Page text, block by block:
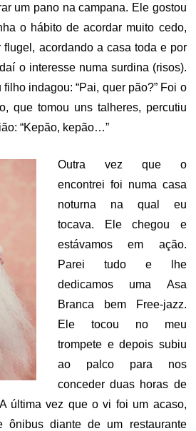
um pano na campana. Ele gostou
o hábito de acordar muito cedo,
flugel, acordando a casa toda e por
o interesse numa surdina (risos).
indagou: “Pai, quer pão?” Foi o
que tomou uns talheres, percutiu
“Kepão, kepão…”
Outra vez que o
encontrei foi numa casa
noturna na qual eu
tocava. Ele chegou e
estávamos em ação.
Parei tudo e lhe
dedicamos uma Asa
Branca bem Free-jazz.
Ele tocou no meu
trompete e depois subiu
ao palco para nos
conceder duas horas de
última vez que o vi foi um acaso,
ônibus diante de um restaurante